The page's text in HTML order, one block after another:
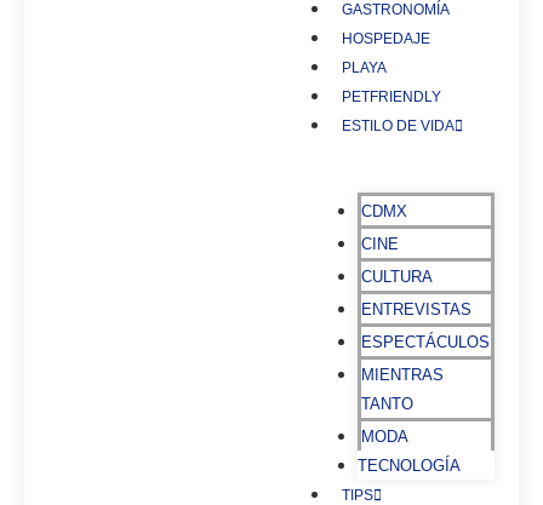
GASTRONOMÍA
HOSPEDAJE
PLAYA
PETFRIENDLY
ESTILO DE VIDA
CDMX
CINE
CULTURA
ENTREVISTAS
ESPECTÁCULOS
MIENTRAS
TANTO
MODA
TECNOLOGÍA
TIPS